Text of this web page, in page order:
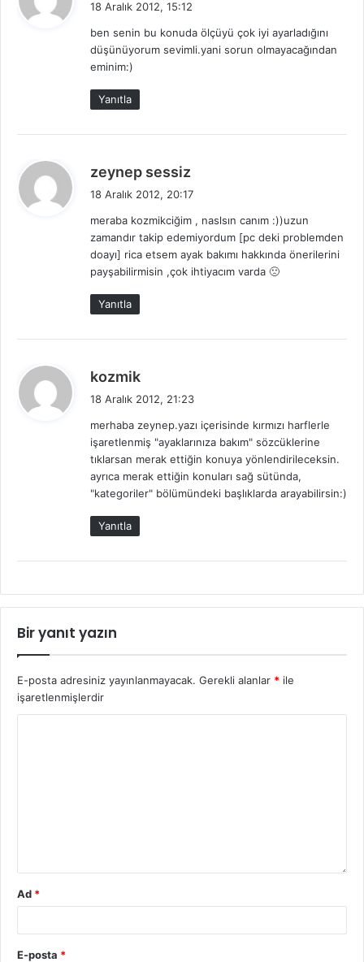
k
18 Aralık 2012, 15:12
ben senin bu konuda ölçüyü çok iyi ayarladığını
düşünüyorum sevimli.yani sorun olmayacağından
eminim:)
Yanıtla
zeynep sessiz
i
k
i
18 Aralık 2012, 20:17
meraba kozmikciğim , naslsın canım :))uzun
zamandır takip edemiyordum [pc deki problemden
doayı] rica etsem ayak bakımı hakkında önerilerini
payşabilirmisin ,çok ihtiyacım varda 🙁
Yanıtla
kozmik
i
k
i
18 Aralık 2012, 21:23
merhaba zeynep.yazı içerisinde kırmızı harflerle
işaretlenmiş "ayaklarınıza bakım" sözcüklerine
tıklarsan merak ettiğin konuya yönlendirileceksin.
ayrıca merak ettiğin konuları sağ sütünda,
"kategoriler" bölümündeki başlıklarda arayabilirsin:)
Yanıtla
Bir yanıt yazın
E-posta adresiniz yayınlanmayacak. Gerekli alanlar * ile
işaretlenmişlerdir
Ad *
E-posta *